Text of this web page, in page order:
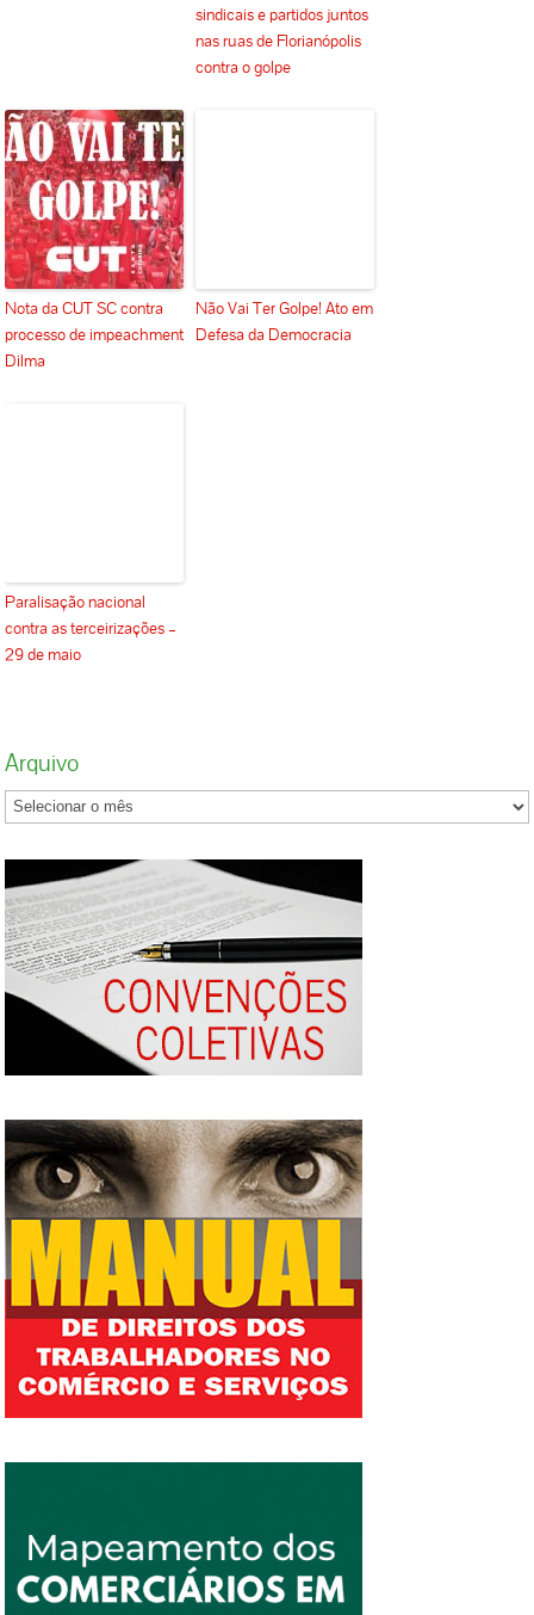
sindicais e partidos juntos
nas ruas de Florianópolis
contra o golpe
Nota da CUT SC contra
processo de impeachment
Dilma
Não Vai Ter Golpe! Ato em
Defesa da Democracia
Paralisação nacional
contra as terceirizações –
29 de maio
Arquivo